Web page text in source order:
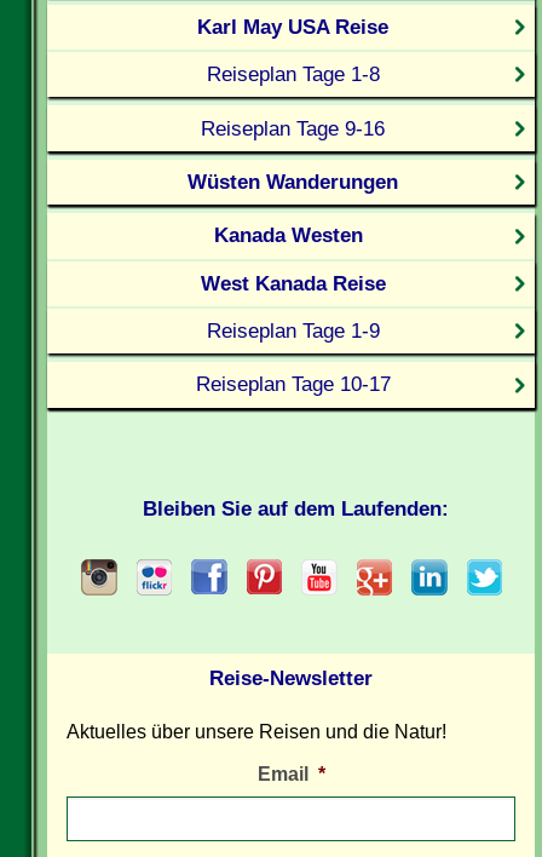
Karl May USA Reise
Reiseplan Tage 1-8
Reiseplan Tage 9-16
Wüsten Wanderungen
Kanada Westen
West Kanada Reise
Reiseplan Tage 1-9
Reiseplan Tage 10-17
Bleiben Sie auf dem Laufenden:
Reise-Newsletter
Aktuelles über unsere Reisen und die Natur!
Email *